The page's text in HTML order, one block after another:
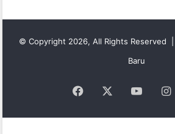
© Copyright 2026, All Rights Reserved |
Baru
Facebook